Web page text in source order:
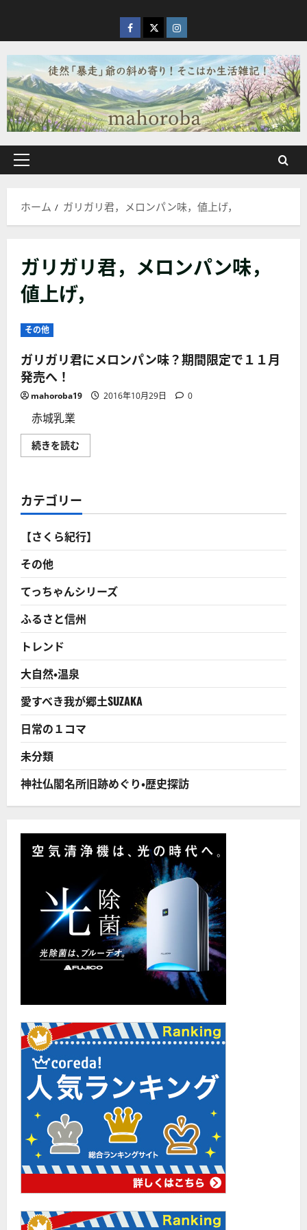
を
ス
キ
ッ
プ
facebook
X Instagram
メ
ン
ー
ホーム ガリガリ君，メロンパン味，値上げ，
ガリガリ君，メロンパン味，
値上げ，
その他
ガリガリ君にメロンパン味？期間限定で１１月
発売へ！
mahoroba19 2016年10月29日 0
赤城乳業
続きを読む
リ
メ
ロ
パ
ン
味？
限
定
で
１
１
月
発
つ
い
て
さ
ら
に
読
む
カテゴリー
【さくら紀行】
その他
てっちゃんシリーズ
ふるさと信州
トレンド
大自然・温泉
愛すべき我が郷土SUZAKA
日常の１コマ
未分類
神社仏閣名所旧跡めぐり・歴史探訪